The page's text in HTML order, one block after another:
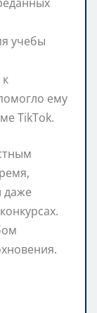
учебы
ему
TikTok.
даже